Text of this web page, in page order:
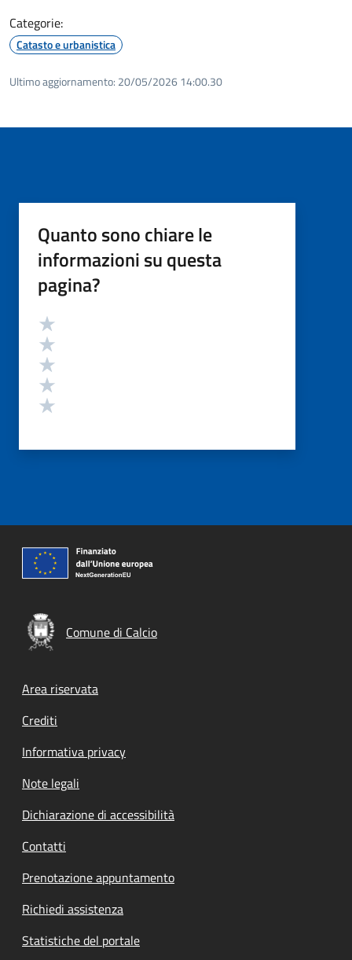
Categorie:
Catasto e urbanistica
Ultimo aggiornamento: 20/05/2026 14:00.30
Quanto sono chiare le
informazioni su questa
pagina?
Valutazione
Comune di Calcio
Footer menu
Area riservata
Crediti
Informativa privacy
Note legali
Dichiarazione di accessibilità
Contatti
Prenotazione appuntamento
Richiedi assistenza
Statistiche del portale